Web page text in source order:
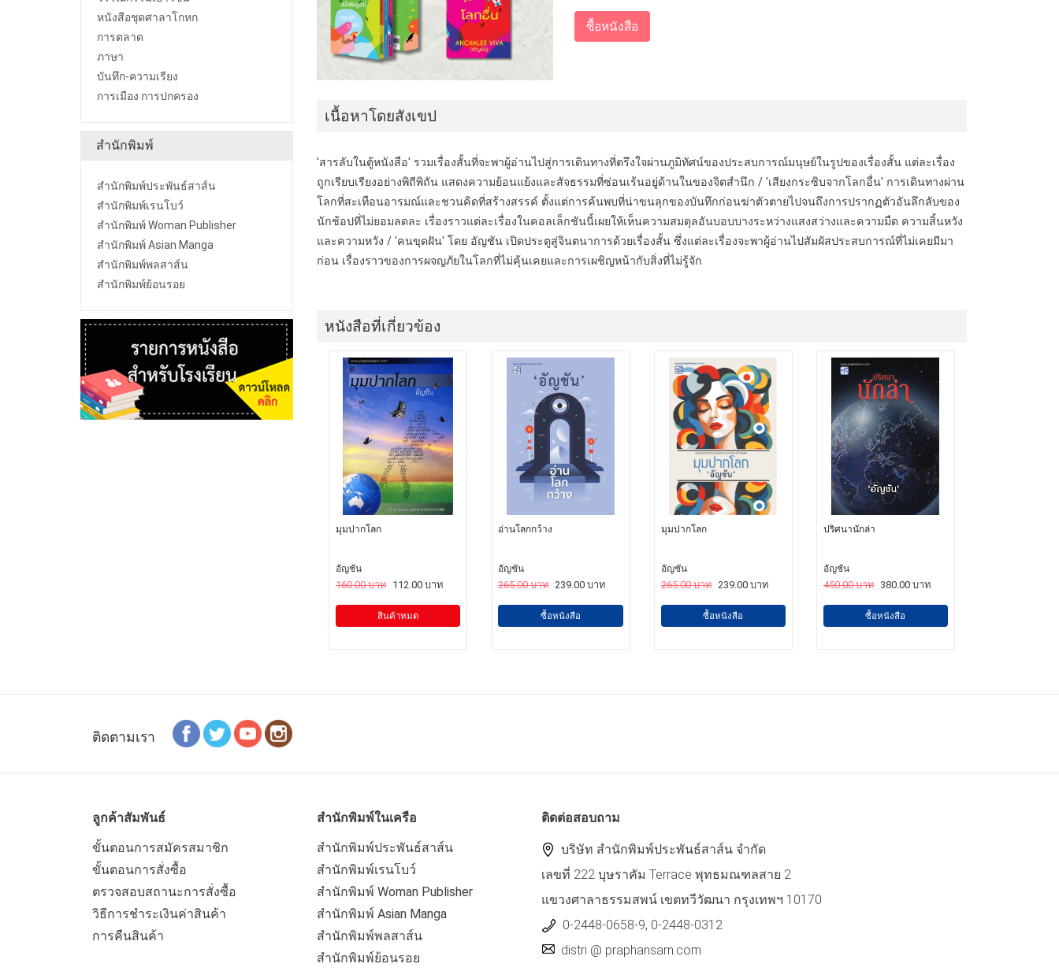
หนังสือชุดศาลาโกหก
การตลาด
ภาษา
บันทึก-ความเรียง
การเมือง การปกครอง
สำนักพิมพ์
สำนักพิมพ์ประพันธ์สาส์น
สำนักพิมพ์เรนโบว์
สำนักพิมพ์ Woman Publisher
สำนักพิมพ์ Asian Manga
สำนักพิมพ์พลสาส์น
สำนักพิมพ์ย้อนรอย
เนื้อหาโดยสังเขป
'สารลับในตู้หนังสือ' รวมเรื่องสั้นที่จะพาผู้อ่านไปสู่การเดินทางที่ตรึงใจผ่านภูมิทัศน์ของประสบการณ์มนุษย์ในรูปของเรื่องสั้น แต่ละเรื่อง
ถูกเรียบเรียงอย่างพิถีพิถัน แสดงความย้อนแย้งและสัจธรรมที่ซ่อนเร้นอยู่ด้านในของจิตสำนึก / 'เสียงกระซิบจากโลกอื่น' การเดินทางผ่าน
โลกที่สะเทือนอารมณ์และชวนคิดที่สร้างสรรค์ ตั้งแต่การค้นพบที่น่าขนลุกของบันทึกก่อนฆ่าตัวตายไปจนถึงการปรากฏตัวอันลึกลับของ
นักช้อปที่ไม่ยอมลดละ เรื่องราวแต่ละเรื่องในคอลเล็กชันนี้เผยให้เห็นความสมดุลอันบอบบางระหว่างแสงสว่างและความมืด ความสิ้นหวัง
และความหวัง / 'คนขุดฝัน' โดย อัญชัน เปิดประตูสู่จินตนาการด้วยเรื่องสั้น ซึ่งแต่ละเรื่องจะพาผู้อ่านไปสัมผัสประสบการณ์ที่ไม่เคยมีมา
ก่อน เรื่องราวของการผจญภัยในโลกที่ไม่คุ้นเคยและการเผชิญหน้ากับสิ่งที่ไม่รู้จัก
หนังสือที่เกี่ยวข้อง
มุมปากโลก
อัญชัน
160.00 บาท 112.00 บาท
สินค้าหมด
อ่านโลกกว้าง
อัญชัน
265.00 บาท 239.00 บาท
ซื้อหนังสือ
มุมปากโลก
อัญชัน
265.00 บาท 239.00 บาท
ซื้อหนังสือ
ปริศนานักล่า
อัญชัน
450.00 บาท 380.00 บาท
ซื้อหนังสือ
ติดตามเรา
ลูกค้าสัมพันธ์
ขั้นตอนการสมัครสมาชิก
ขั้นตอนการสั่งซื้อ
ตรวจสอบสถานะการสั่งซื้อ
วิธีการชำระเงินค่าสินค้า
การคืนสินค้า
สำนักพิมพ์ในเครือ
สำนักพิมพ์ประพันธ์สาส์น
สำนักพิมพ์เรนโบว์
สำนักพิมพ์ Woman Publisher
สำนักพิมพ์ Asian Manga
สำนักพิมพ์พลสาส์น
สำนักพิมพ์ย้อนรอย
ติดต่อสอบถาม
บริษัท สำนักพิมพ์ประพันธ์สาส์น จำกัด
เลขที่ 222 บุษราคัม Terrace พุทธมณฑลสาย 2
แขวงศาลาธรรมสพน์ เขตทวีวัฒนา กรุงเทพฯ 10170
0-2448-0658-9, 0-2448-0312
distri @ praphansarn.com